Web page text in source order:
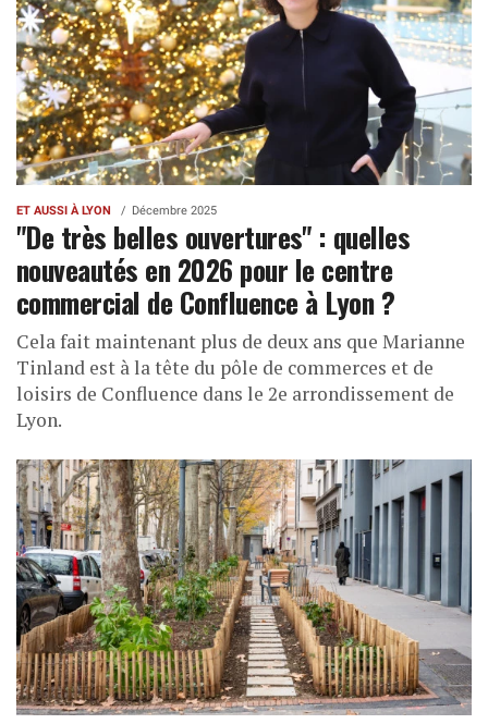
ET AUSSI À LYON Décembre 2025
"De très belles ouvertures" : quelles
nouveautés en 2026 pour le centre
commercial de Confluence à Lyon ?
Cela fait maintenant plus de deux ans que Marianne
Tinland est à la tête du pôle de commerces et de
loisirs de Confluence dans le 2e arrondissement de
Lyon.